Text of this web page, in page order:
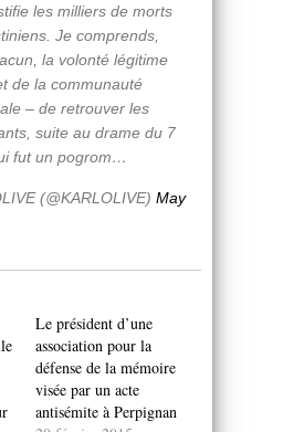
les milliers de morts
Je comprends,
la volonté légitime
de la communauté
– de retrouver les
suite au drame du 7
fut un pogrom…
(@KARLOLIVE) May
Le président d’une
association pour la
défense de la mémoire
visée par un acte
antisémite à Perpignan